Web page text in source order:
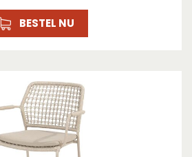
BESTEL NU